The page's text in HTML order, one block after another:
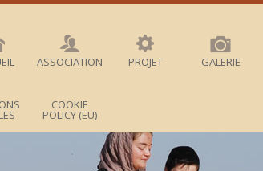
ASSOCIATION PROJET GALERIE
COOKIE
POLICY (EU)